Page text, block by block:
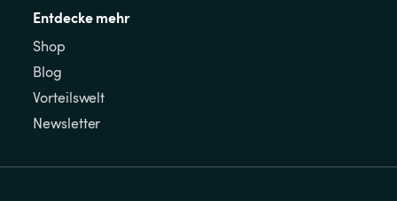
Entdecke mehr
Shop
Blog
Vorteilswelt
Newsletter